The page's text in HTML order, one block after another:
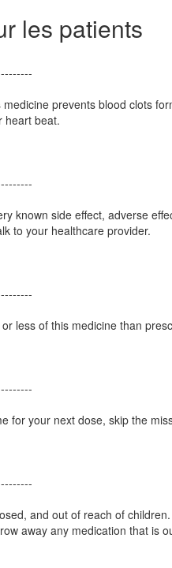
les patients
prevents blood clots
heart beat.
known side effect, adverse
to your healthcare provider.
less of this medicine than
for your next dose, skip the
and out of reach of
away any medication that is